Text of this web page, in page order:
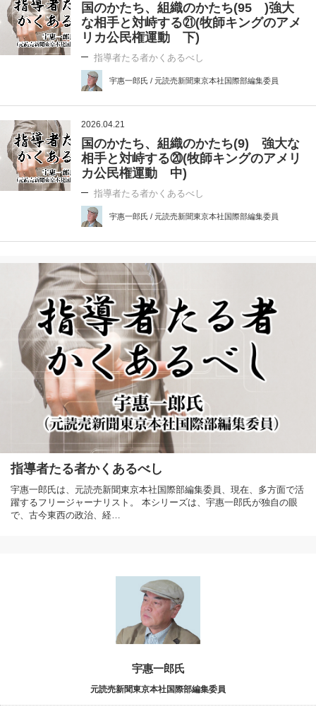
国のかたち、組織のかたち(95 )強大
な相手と対峙する㉑(牧師キングのアメ
リカ公民権運動 下)
指導者たる者かくあるべし
宇惠一郎氏 / 元読売新聞東京本社国際部編集委員
2026.04.21
国のかたち、組織のかたち(9) 強大な
相手と対峙する⑳(牧師キングのアメリ
カ公民権運動 中)
指導者たる者かくあるべし
宇惠一郎氏 / 元読売新聞東京本社国際部編集委員
指導者たる者かくあるべし
宇惠一郎氏は、元読売新聞東京本社国際部編集委員、現在、多方面で活
躍するフリージャーナリスト。 本シリーズは、宇惠一郎氏が独自の眼
で、古今東西の政治、経…
宇惠一郎氏
元読売新聞東京本社国際部編集委員